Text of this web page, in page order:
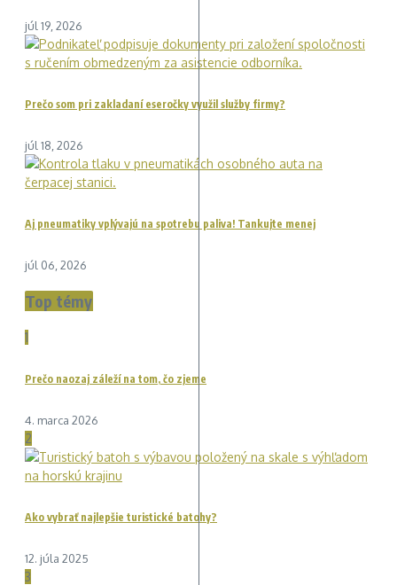
júl 19, 2026
Prečo som pri zakladaní eseročky využil služby firmy?
júl 18, 2026
Aj pneumatiky vplývajú na spotrebu paliva! Tankujte menej
júl 06, 2026
Top témy
1
Prečo naozaj záleží na tom, čo zjeme
4. marca 2026
2
Ako vybrať najlepšie turistické batohy?
12. júla 2025
3